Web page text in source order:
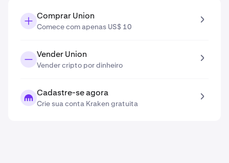
Comprar Union
Comece com apenas US$ 10
Vender Union
Vender cripto por dinheiro
Cadastre-se agora
Crie sua conta Kraken gratuita